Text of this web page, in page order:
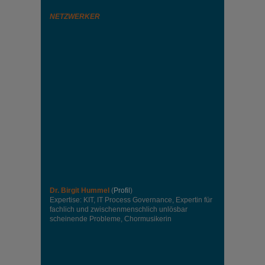
NETZWERKER
Dr. Birgit Hummel (Profil )
Expertise: KIT, IT Process Governance, Expertin für
fachlich und zwischenmenschlich unlösbar
scheinende Probleme, Chormusikerin